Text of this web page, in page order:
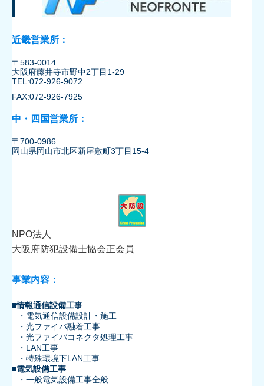
近畿営業所：
〒583-0014
大阪府藤井寺市野中2丁目1-29
TEL:072-926-9072
FAX:072-926-7925
中・四国営業所：
〒700-0986
岡山県岡山市北区新屋敷町3丁目15-4
NPO法人
大阪府防犯設備士協会正会員
事業内容：
■情報通信設備工事
・電気通信設備設計・施工
・光ファイバ融着工事
・光ファイバコネクタ処理工事
・LAN工事
・特殊環境下LAN工事
■電気設備工事
・一般電気設備工事全般